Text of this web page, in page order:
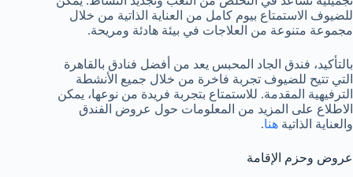
للضيوف الاستمتاع بيوم كامل من العناية الذاتية من خلال
مجموعة متنوعة من العلاجات في بيئة هادئة ومريحة.
بالتأكيد، فندق الجاد المحبس يعد من أفضل فنادق بالقاهرة
التي تتيح للضيوف تجربة فاخرة من خلال جميع الأنشطة
الترفيهية المقدمة. للاستمتاع بتجربة فريدة من نوعها، يمكن
الاطلاع على المزيد من المعلومات حول عروض الفندق
والعناية الذاتية هنا.
عروض وحزم الإقامة